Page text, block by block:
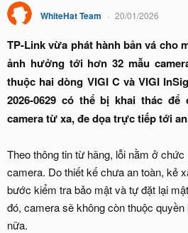
WhiteHat Team 20/01/2026
TP-Link vừa phát hành bản vá cho
ảnh hưởng tới hơn 32 mẫu
thuộc hai dòng VIGI C và VIGI
2026-0629 có thể bị khai thác để
camera từ xa, đe dọa trực tiếp tới
Theo thông tin từ hãng, lỗi nằm ở
camera. Do thiết kế chưa an toàn, kẻ
bước kiểm tra bảo mật và tự đặt lại
đó, camera sẽ không còn thuộc
nữa.